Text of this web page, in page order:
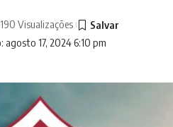
agosto 17, 2024 6:10 pm
190 Visualizações